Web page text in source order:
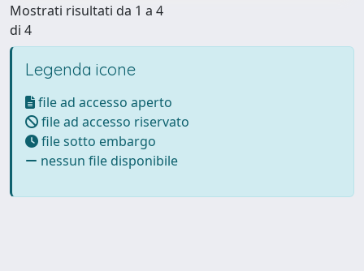
Mostrati risultati da 1 a 4
di 4
Legenda icone
file ad accesso aperto
file ad accesso riservato
file sotto embargo
nessun file disponibile